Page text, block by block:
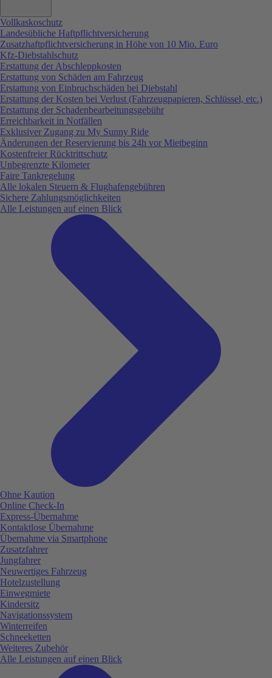
Vollkaskoschutz
Landesübliche Haftpflichtversicherung
Zusatzhaftpflichtversicherung in Höhe von 10 Mio. Euro
Kfz-Diebstahlschutz
Erstattung der Abschleppkosten
Erstattung von Schäden am Fahrzeug
Erstattung von Einbruchschäden bei Diebstahl
Erstattung der Kosten bei Verlust (Fahrzeugpapieren, Schlüssel, etc.)
Erstattung der Schadenbearbeitungsgebühr
Erreichbarkeit in Notfällen
Exklusiver Zugang zu My Sunny Ride
Änderungen der Reservierung bis 24h vor Mietbeginn
Kostenfreier Rücktrittschutz
Unbegrenzte Kilometer
Faire Tankregelung
Alle lokalen Steuern & Flughafengebühren
Sichere Zahlungsmöglichkeiten
Alle Leistungen auf einen Blick
Ohne Kaution
Online Check-In
Express-Übernahme
Kontaktlose Übernahme
Übernahme via Smartphone
Zusatzfahrer
Jungfahrer
Neuwertiges Fahrzeug
Hotelzustellung
Einwegmiete
Kindersitz
Navigationssystem
Winterreifen
Schneeketten
Weiteres Zubehör
Alle Leistungen auf einen Blick